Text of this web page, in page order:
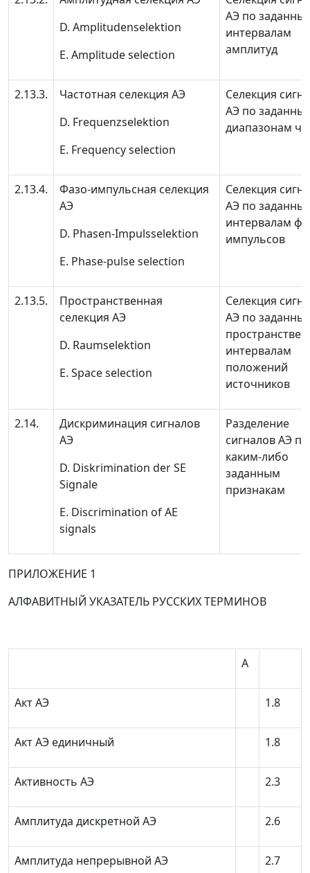
D. Amplitudenselektion
E. Amplitude selection
АЭ по
интервалам
амплитуд
2.13.3.
Частотная селекция АЭ
D. Frequenzselektion
E. Frequency selection
Селекция
АЭ по
диапазонам
2.13.4.
Фазо-импульсная селекция
АЭ
D. Phasen-Impulsselektion
E. Phase-pulse selection
Селекция
АЭ по
интервалам
импульсов
2.13.5.
Пространственная
селекция АЭ
D. Raumselektion
E. Space selection
Селекция
АЭ по
интервалам
положений
источников
2.14.
Дискриминация сигналов
АЭ
D. Diskrimination der SE
Signale
E. Discrimination of AE
signals
Разделение
сигналов АЭ по
каким-либо
заданным
признакам
ПРИЛОЖЕНИЕ 1
АЛФАВИТНЫЙ УКАЗАТЕЛЬ РУССКИХ ТЕРМИНОВ
А
Акт АЭ 1.8
Акт АЭ единичный 1.8
Активность АЭ 2.3
Амплитуда дискретной АЭ 2.6
Амплитуда непрерывной АЭ 2.7